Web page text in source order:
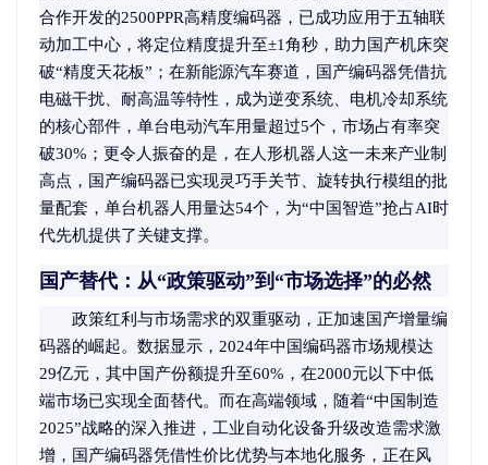
合作开发的2500PPR高精度编码器，已成功应用于五轴联
动加工中心，将定位精度提升至±1角秒，助力国产机床突
破“精度天花板”；在新能源汽车赛道，国产编码器凭借抗
电磁干扰、耐高温等特性，成为逆变系统、电机冷却系统
的核心部件，单台电动汽车用量超过5个，市场占有率突
破30%；更令人振奋的是，在人形机器人这一未来产业制
高点，国产编码器已实现灵巧手关节、旋转执行模组的批
量配套，单台机器人用量达54个，为“中国智造”抢占AI时
代先机提供了关键支撑。
国产替代：从“政策驱动”到“市场选择”的必然
政策红利与市场需求的双重驱动，正加速国产增量编
码器的崛起。数据显示，2024年中国编码器市场规模达
29亿元，其中国产份额提升至60%，在2000元以下中低
端市场已实现全面替代。而在高端领域，随着“中国制造
2025”战略的深入推进，工业自动化设备升级改造需求激
增，国产编码器凭借性价比优势与本地化服务，正在风